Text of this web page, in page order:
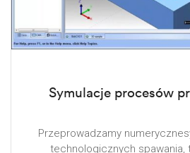
Symulacje procesów
Przeprowadzamy
technologicznych spawania,